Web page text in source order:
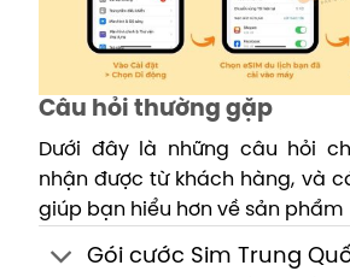
Câu hỏi thường gặp
Dưới đây là những câu hỏi
nhận được từ khách hàng, và
giúp bạn hiểu hơn về sản phẩm
Gói cước Sim Trung